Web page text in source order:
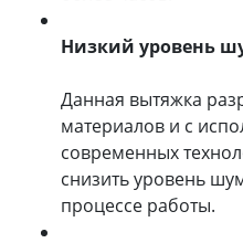
Низкий уровень
Данная вытяжка
материалов и с
современных
снизить уровень
процессе работы.